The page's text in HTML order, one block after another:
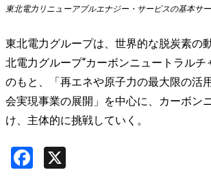
東北電力リニューアブルエナジー・サービスの基本サ
東北電力グループは、世界的な脱炭素の
北電力グループ“カーボンニュートラルチ
のもと、「再エネや原子力の最大限の活
会実現事業の展開」を中心に、カーボン
け、主体的に挑戦していく。
Facebook